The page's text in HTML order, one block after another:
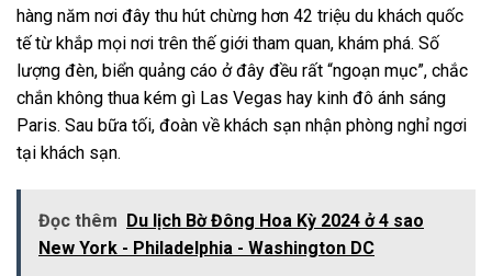
hàng năm nơi đây thu hút chừng hơn 42 triệu du khách quốc
tế từ khắp mọi nơi trên thế giới tham quan, khám phá. Số
lượng đèn, biển quảng cáo ở đây đều rất “ngoạn mục”, chắc
chắn không thua kém gì Las Vegas hay kinh đô ánh sáng
Paris. Sau bữa tối, đoàn về khách sạn nhận phòng nghỉ ngơi
tại khách sạn.
Đọc thêm Du lịch Bờ Đông Hoa Kỳ 2024 ở 4 sao
New York - Philadelphia - Washington DC